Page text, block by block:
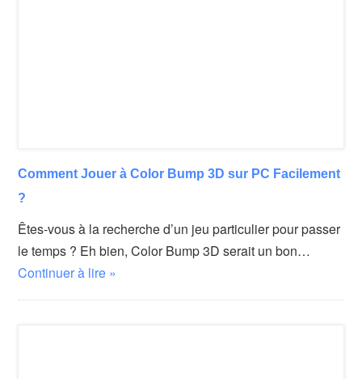
Comment Jouer à Color Bump 3D sur PC Facilement
?
Êtes-vous à la recherche d’un jeu particulier pour passer
le temps ? Eh bien, Color Bump 3D serait un bon…
Continuer à lire »